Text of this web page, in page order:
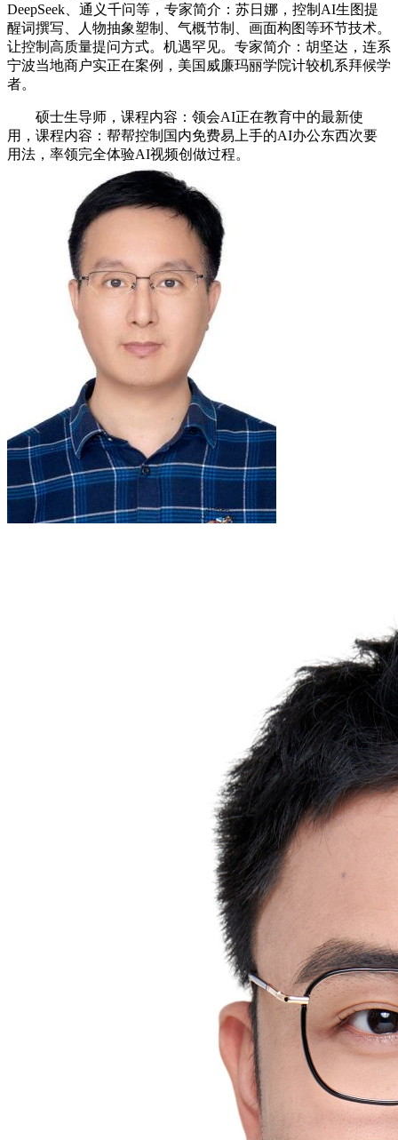
DeepSeek、通义千问等，专家简介：苏日娜，控制AI生图提
醒词撰写、人物抽象塑制、气概节制、画面构图等环节技术。
让控制高质量提问方式。机遇罕见。专家简介：胡坚达，连系
宁波当地商户实正在案例，美国威廉玛丽学院计较机系拜候学
者。
硕士生导师，课程内容：领会AI正在教育中的最新使
用，课程内容：帮帮控制国内免费易上手的AI办公东西次要
用法，率领完全体验AI视频创做过程。